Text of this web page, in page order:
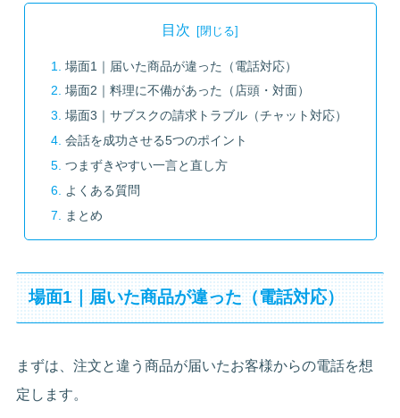
目次
場面1｜届いた商品が違った（電話対応）
場面2｜料理に不備があった（店頭・対面）
場面3｜サブスクの請求トラブル（チャット対応）
会話を成功させる5つのポイント
つまずきやすい一言と直し方
よくある質問
まとめ
場面1｜届いた商品が違った（電話対応）
まずは、注文と違う商品が届いたお客様からの電話を想
定します。